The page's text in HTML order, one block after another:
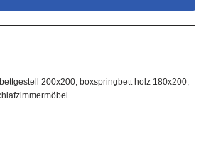
bettgestell 200x200, boxspringbett holz 180x200,